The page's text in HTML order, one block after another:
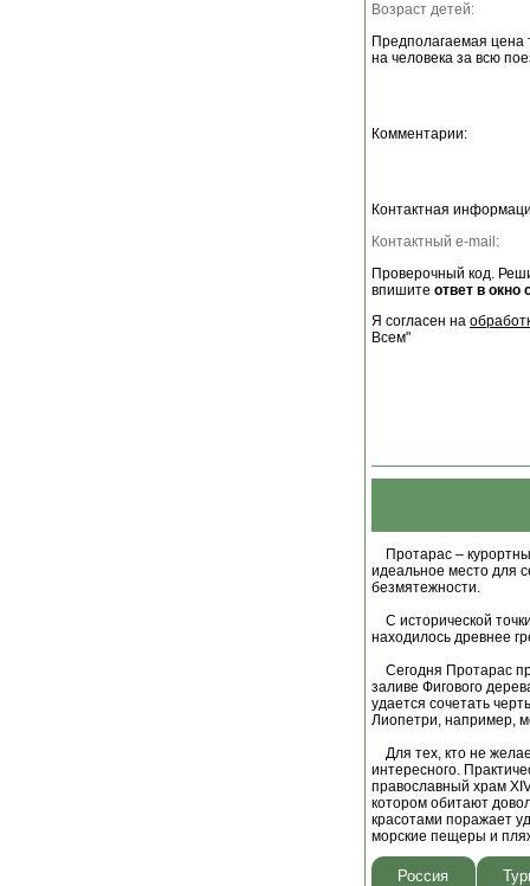
Возраст детей:
Предполагаемая цена
на человека за всю
Комментарии:
Контактная
Контактный e-mail:
Проверочный код.
впишите ответ в окно
Я согласен на
Всем"
Протарас –
идеальное место для
безмятежности.
С исторической
находилось древнее
Сегодня Протарас
заливе Фигового
удается сочетать
Лиопетри, например,
Для тех, кто не
интересного.
православный храм
котором обитают
красотами поражает
морские пещеры и
Россия